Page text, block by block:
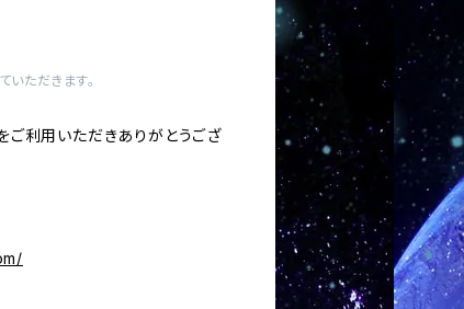
ただきます。
ご利用いただきありがとうござ